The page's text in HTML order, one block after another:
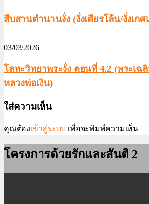
สืบสานตำนานงั่ง (งั่งเศียรโล้น/งั่งเกศ
03/03/2026
โลหะวิทยาพระงั่ง ตอนที่ 4.2 (พระเฉ
หลวงพ่อเงิน)
ใส่ความเห็น
คุณต้องเข้าสู่ระบบ เพื่อจะพิมพ์ความเห็น
โครงการด้วยรักและสันติ 2